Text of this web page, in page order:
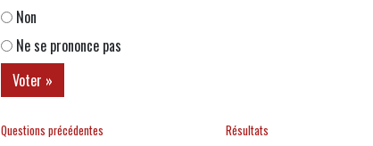
Non
Ne se prononce pas
Questions précédentes Résultats